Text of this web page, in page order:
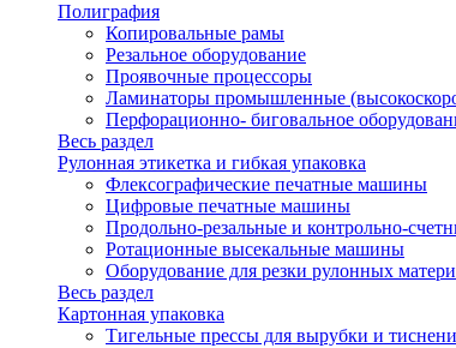
Полиграфия
Копировальные рамы
Резальное оборудование
Проявочные процессоры
Ламинаторы промышленные
Перфорационно- биговальное
Весь раздел
Рулонная этикетка и гибкая упаковка
Флексографические печатные машины
Цифровые печатные машины
Продольно-резальные и контрольно-
Ротационные высекальные машины
Оборудование для резки рулонных
Весь раздел
Картонная упаковка
Тигельные прессы для вырубки и